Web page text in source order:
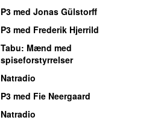
P3 med Jonas Gülstorff
P3 med Frederik Hjerrild
Tabu: Mænd med
spiseforstyrrelser
Natradio
P3 med Fie Neergaard
Natradio